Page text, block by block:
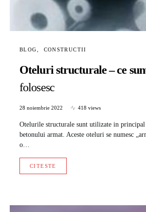
BLOG CONSTRUCTII
Oteluri structurale – ce
folosesc
28 noiembrie 2022 418 views
Otelurile structurale sunt utilizate in
betonului armat. Aceste oteluri se numesc
o…
CITESTE